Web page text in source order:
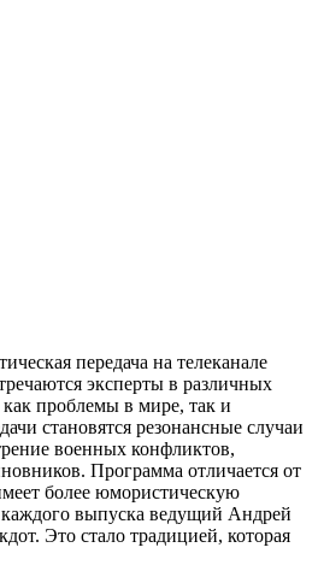
передача на телеканале
эксперты в различных
как проблемы в мире, так и
становятся резонансные случаи
военных конфликтов,
Программа отличается от
более юмористическую
выпуска ведущий Андрей
Это стало традицией, которая